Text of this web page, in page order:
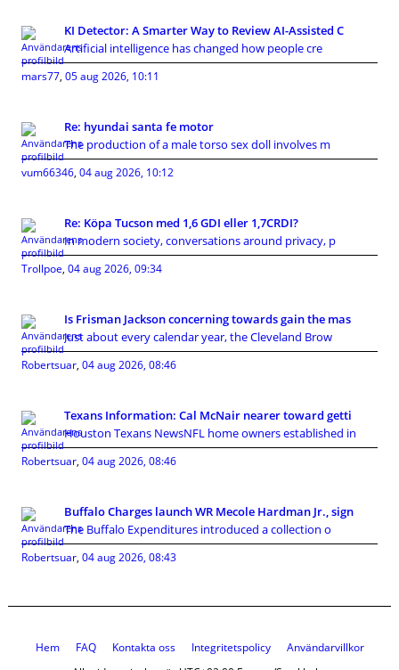
KI Detector: A Smarter Way to Review AI-Assisted C
Artificial intelligence has changed how people cre
mars77, 05 aug 2026, 10:11
Re: hyundai santa fe motor
The production of a male torso sex doll involves m
vum66346, 04 aug 2026, 10:12
Re: Köpa Tucson med 1,6 GDI eller 1,7CRDI?
In modern society, conversations around privacy, p
Trollpoe, 04 aug 2026, 09:34
Is Frisman Jackson concerning towards gain the mas
Just about every calendar year, the Cleveland Brow
Robertsuar, 04 aug 2026, 08:46
Texans Information: Cal McNair nearer toward getti
Houston Texans NewsNFL home owners established in
Robertsuar, 04 aug 2026, 08:46
Buffalo Charges launch WR Mecole Hardman Jr., sign
The Buffalo Expenditures introduced a collection o
Robertsuar, 04 aug 2026, 08:43
Hem FAQ Kontakta oss Integritetspolicy
Användarvillkor